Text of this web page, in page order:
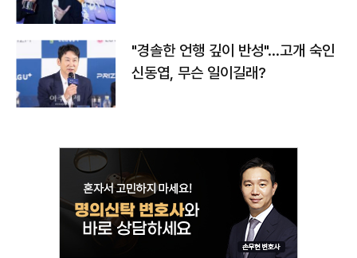
"경솔한 언행 깊이 반성"…고개 숙인
신동엽, 무슨 일이길래?